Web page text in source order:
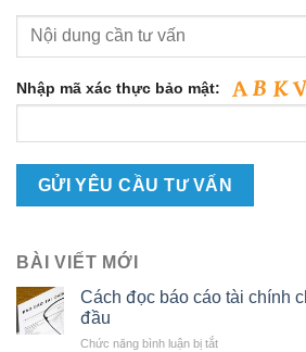
Nhập mã xác thực bảo mật:
BÀI VIẾT MỚI
Cách đọc báo cáo tài chính
đầu
Chức năng bình luận bị tắtở